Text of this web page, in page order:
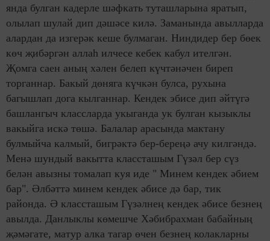
янда булган кадерле шәфкать туташларына яратып,
олылап шулай дип дәшәсе килә. Заманында авылларда
алардан да изгерәк кеше булмаган. Ниндидер бер бөек
көч җибәргән аллаһ илчесе кебек кабул ителгән.
Җомга саен аның хәлен белеп күчтәнәчен биреп
торганнар. Бакый дөняга күчкән булса, рухына
багышлап дога кылганнар. Кендек эбисе дип әйтүгә
башлангыч классларда укыганда ук булган кызыклы
вакыйга искә төшә. Балалар арасында мактану
булмыйча калмый, бигрәктә бер-береңә ачу килгәндә.
Менә шундый вакытта классташым Гүзәл бер сүз
белән авызны томалап куя иде " Минем кендек әбием
бар". Әлбәттә минем кендек әбисе дә бар, тик
районда. Ә классташым Гүзәлнең кендек әбисе безнең
авылда. Данлыклы көмешче Хәбибрахман бабайның
җәмәгате, матур алка тагар өчен безнең колакларны